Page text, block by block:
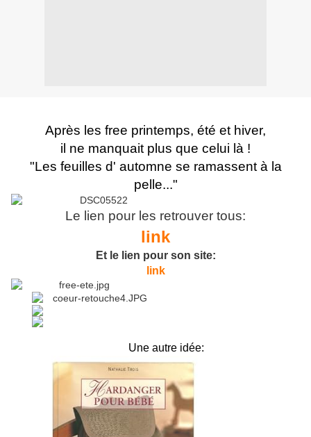
Après les free printemps, été et hiver,
il ne manquait plus que celui là !
"Les feuilles d' automne se ramassent à la
pelle..."
Le lien pour les retrouver tous:
link
Et le lien pour son site:
link
Une autre idée: